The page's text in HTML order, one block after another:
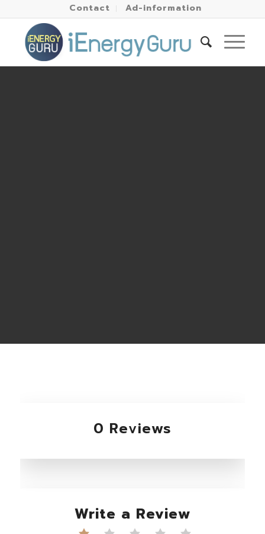
Contact Ad-information
0 Reviews
Write a Review